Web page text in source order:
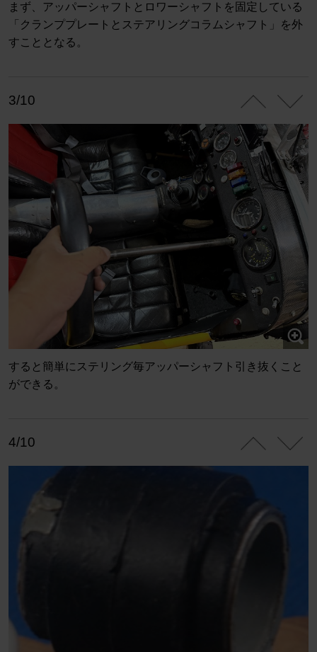
まず、アッパーシャフトとロワーシャフトを固定している
「クランププレートとステアリングコラムシャフト」を外
すこととなる。
3/10
すると簡単にステリング毎アッパーシャフト引き抜くこと
ができる。
4/10